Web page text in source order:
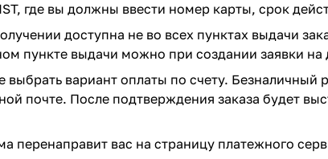
где вы должны ввести номер карты, срок
доступна не во всех пунктах выдачи
пункте выдачи можно при создании заявки на
вариант оплаты по счету. Безналичный
почте. После подтверждения заказа будет
перенаправит вас на страницу платежного